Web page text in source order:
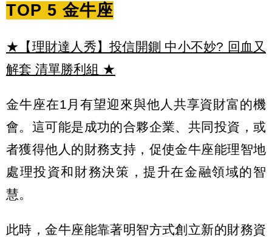
TOP 5 金牛座
★【理財達人秀】投信開鍘 中小不妙? 回血又
解套 清單勝利組 ★
金牛座在1月有望迎來與他人共享資財富的機
會。這可能是成功的合夥企業、共同投資，或
者獲得他人的財務支持，促使金牛座能理智地
處理投資和財務決策，提升在金融領域的智
慧。
此時，金牛座能靠著明智方式創立新的財務資